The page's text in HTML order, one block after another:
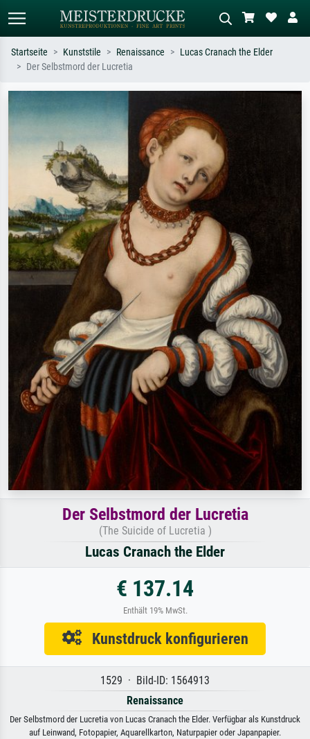
oder Stilen – z.B. Monet,
Sternennacht, Impressionismus, Welle
Hokusai, Akt.
Wiese, Abstrakt mit viel Rot, Dunkles
Ölgemälde, Stehender Akt neben einem
Baum.
Startseite Kunststile Renaissance
Lucas Cranach the Elder
Der Selbstmord der Lucretia
Der Selbstmord der Lucretia
(The Suicide of Lucretia )
Lucas Cranach the Elder
€ 137.14
Enthält 19% MwSt.
Kunstdruck konfigurieren
1529 · Bild-ID: 1564913
Renaissance
Der Selbstmord der Lucretia von Lucas Cranach the Elder. Verfügbar als Kunstdruck
auf Leinwand, Fotopapier, Aquarellkarton, Naturpapier oder Japanpapier.